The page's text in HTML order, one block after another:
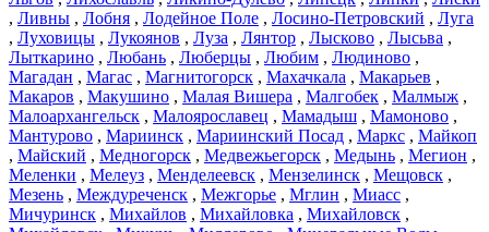
, Ливны , Лобня , Лодейное Поле , Лосино-Петровский , Луга
, Луховицы , Лукоянов , Луза , Лянтор , Лысково , Лысьва ,
Лыткарино , Любань , Люберцы , Любим , Людиново ,
Магадан , Магас , Магнитогорск , Махачкала , Макарьев ,
Макаров , Макушино , Малая Вишера , Малгобек , Малмыж ,
Малоархангельск , Малоярославец , Мамадыш , Мамоново ,
Мантурово , Мариинск , Мариинский Посад , Маркс , Майкоп
, Майский , Медногорск , Медвежьегорск , Медынь , Мегион ,
Меленки , Мелеуз , Менделеевск , Мензелинск , Мещовск ,
Мезень , Междуреченск , Межгорье , Мглин , Миасс ,
Мичуринск , Михайлов , Михайловка , Михайловск ,